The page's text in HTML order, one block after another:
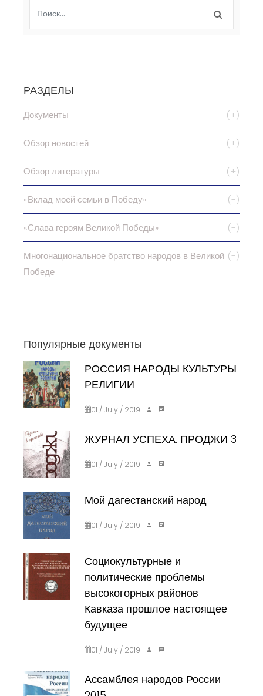
РАЗДЕЛЫ
Документы (+)
Обзор новостей (+)
Обзор литературы (+)
«Вклад моей семьи в Победу» (-)
«Слава героям Великой Победы» (-)
Многонациональное братство народов в Великой
Победе
(-)
Популярные документы
РОССИЯ НАРОДЫ КУЛЬТУРЫ
РЕЛИГИИ
01 / July / 2019
ЖУРНАЛ УСПЕХА. ПРОДЖИ 3
01 / July / 2019
Мой дагестанский народ
01 / July / 2019
Социокультурные и
политические проблемы
высокогорных районов
Кавказа прошлое настоящее
будущее
01 / July / 2019
Ассамблея народов России